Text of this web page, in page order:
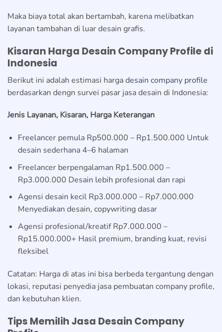
Maka biaya total akan bertambah, karena melibatkan
layanan tambahan di luar desain grafis.
Kisaran Harga Desain Company Profile di
Indonesia
Berikut ini adalah estimasi hargadesain company profile
berdasarkan dengn survei pasar jasa desain di Indonesia:
Jenis Layanan, Kisaran, Harga Keterangan
Freelancer pemula Rp500.000 – Rp1.500.000 Untuk
desain sederhana 4–6 halaman
Freelancer berpengalaman Rp1.500.000 –
Rp3.000.000 Desain lebih profesional dan rapi
Agensi desain kecil Rp3.000.000 – Rp7.000.000
Menyediakan desain, copywriting dasar
Agensi profesional/kreatif Rp7.000.000 –
Rp15.000.000+ Hasil premium, branding kuat, revisi
fleksibel
Catatan: Harga di atas ini bisa berbeda tergantung dengan
lokasi, reputasi penyedia jasa pembuatan company profile,
dan kebutuhan klien.
Tips Memilih Jasa Desain Company